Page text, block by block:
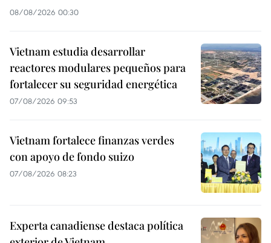
08/08/2026 00:30
Vietnam estudia desarrollar
reactores modulares pequeños para
fortalecer su seguridad energética
07/08/2026 09:53
Vietnam fortalece finanzas verdes
con apoyo de fondo suizo
07/08/2026 08:23
Experta canadiense destaca política